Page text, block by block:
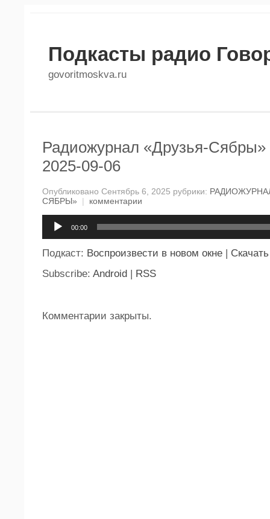
Подкасты радио
govoritmoskva.ru
Радиожурнал «Друзья-Сябры»
2025-09-06
Опубликовано Сентябрь 6, 2025 рубрики:
СЯБРЫ»
| комментарии
00:00
Подкаст: Воспроизвести в новом окне | Скачать
Subscribe: Android | RSS
Комментарии закрыты.